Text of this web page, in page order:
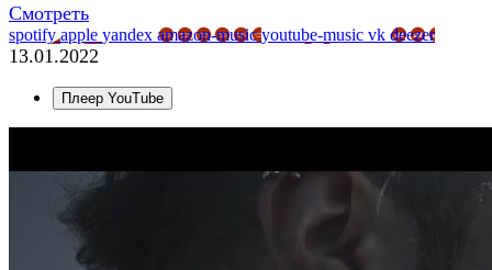
Смотреть
spotifyapple yandex amazon-musicyoutube-music vk deezer
13.01.2022
Плеер YouTube